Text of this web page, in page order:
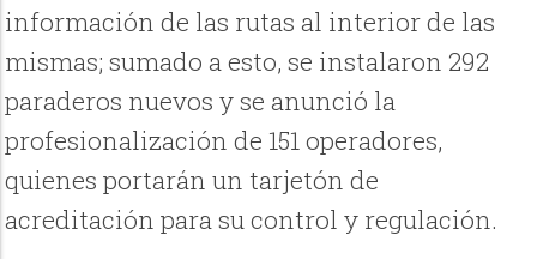
información de las rutas al interior de las
mismas; sumado a esto, se instalaron 292
paraderos nuevos y se anunció la
profesionalización de 151 operadores,
quienes portarán un tarjetón de
acreditación para su control y regulación.